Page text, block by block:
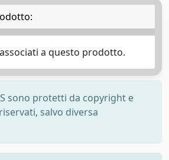
a questo prodotto.
sono protetti da copyright e
salvo diversa